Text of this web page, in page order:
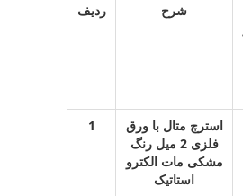
شرح ردیف
استرچ متال با ورق
فلزی 2 میل رنگ
مشکی مات الکترو
استاتیک
1